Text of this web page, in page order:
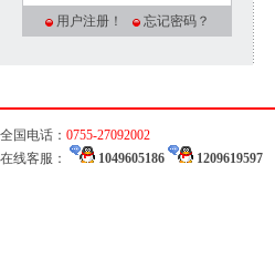
用户注册！ 忘记密码？
全国电话： 0755-27092002
在线客服：
1049605186 1209619597